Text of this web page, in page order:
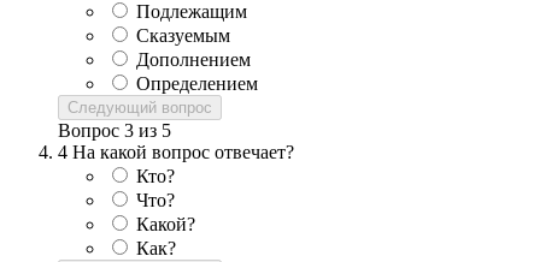
Подлежащим
Сказуемым
Дополнением
Определением
Следующий вопрос
Вопрос 3 из 5
4 На какой вопрос отвечает?
Кто?
Что?
Какой?
Как?